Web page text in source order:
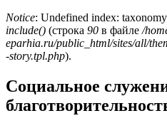
Сообщение об
Notice: Undefined index:
include() (строка 90 в файле /
eparhia.ru/public_html/sites/all/
-story.tpl.php).
Социальное